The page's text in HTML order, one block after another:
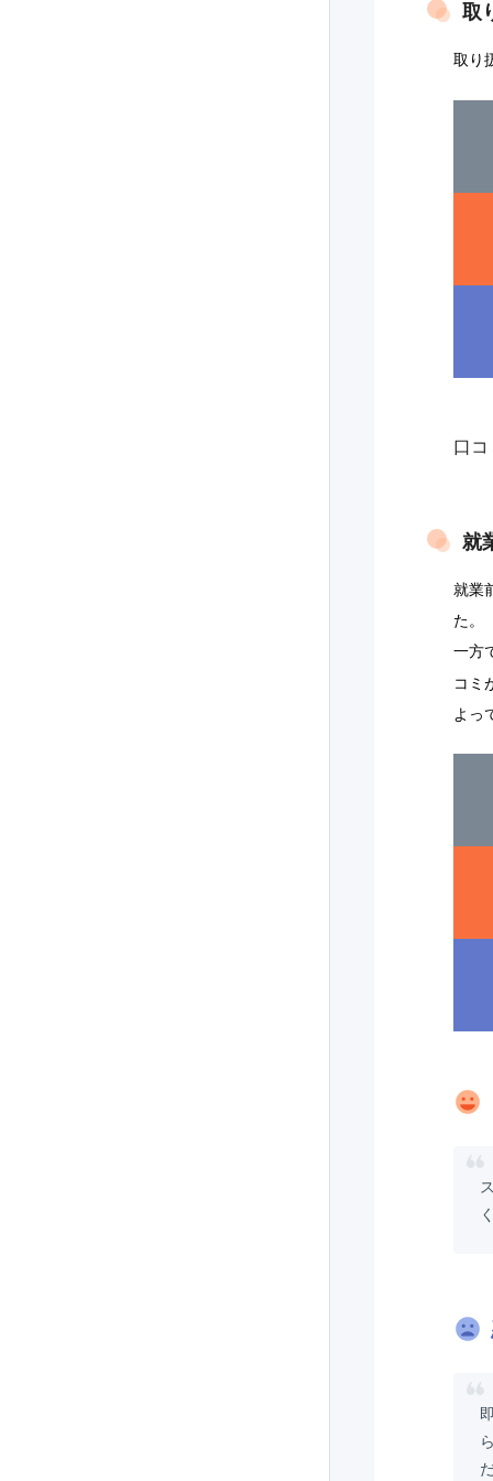
取
取り
口
就
就業
た。
一方
コミ
よっ